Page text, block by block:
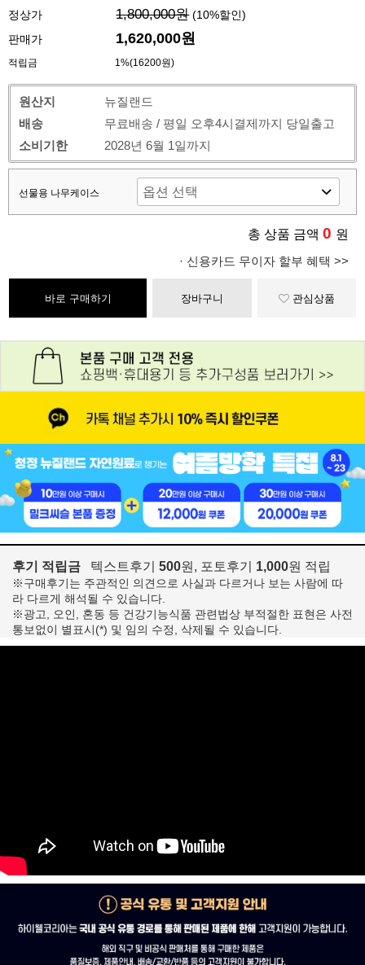
정상가 1,800,000원 (10%할인)
판매가
1,620,000원
적립금 1%(16200원)
원산지
뉴질랜드
배송
무료배송 / 평일 오후4시결제까지 당일출고
소비기한
2028년 6월 1일까지
선물용 나무케이스
총 상품 금액 0 원
· 신용카드 무이자 할부 혜택 >>
바로 구매하기 장바구니 관심상품
후기 적립금 텍스트후기 500원, 포토후기 1,000원 적립
※구매후기는 주관적인 의견으로 사실과 다르거나 보는 사람에 따
라 다르게 해석될 수 있습니다.
※광고, 오인, 혼동 등 건강기능식품 관련법상 부적절한 표현은 사전
통보없이 별표시(*) 및 임의 수정, 삭제될 수 있습니다.